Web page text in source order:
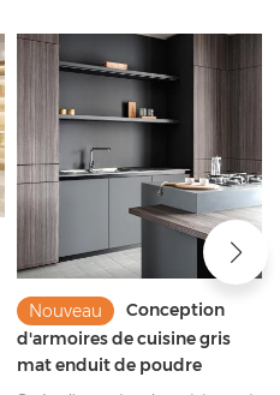
Nouveau
Conception
d'armoires de cuisine gris
mat enduit de poudre